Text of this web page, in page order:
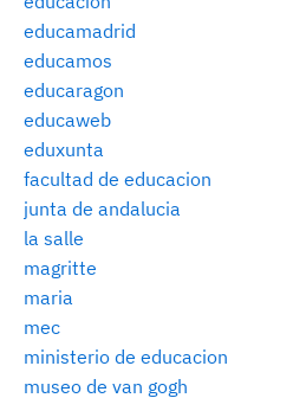
educamadrid
educamos
educaragon
educaweb
eduxunta
facultad de educacion
junta de andalucia
la salle
magritte
maria
mec
ministerio de educacion
museo de van gogh